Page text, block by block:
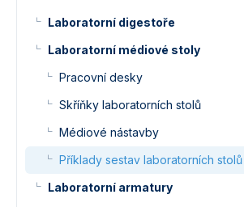
Laboratorní digestoře
Laboratorní médiové stoly
Pracovní desky
Skříňky laboratorních stolů
Médiové nástavby
Příklady sestav laboratorních stolů
Laboratorní armatury